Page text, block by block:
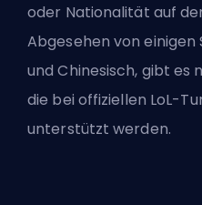
oder Nationalität auf
Abgesehen von einigen
und Chinesisch, gibt es
die bei offiziellen LoL-
unterstützt werden.